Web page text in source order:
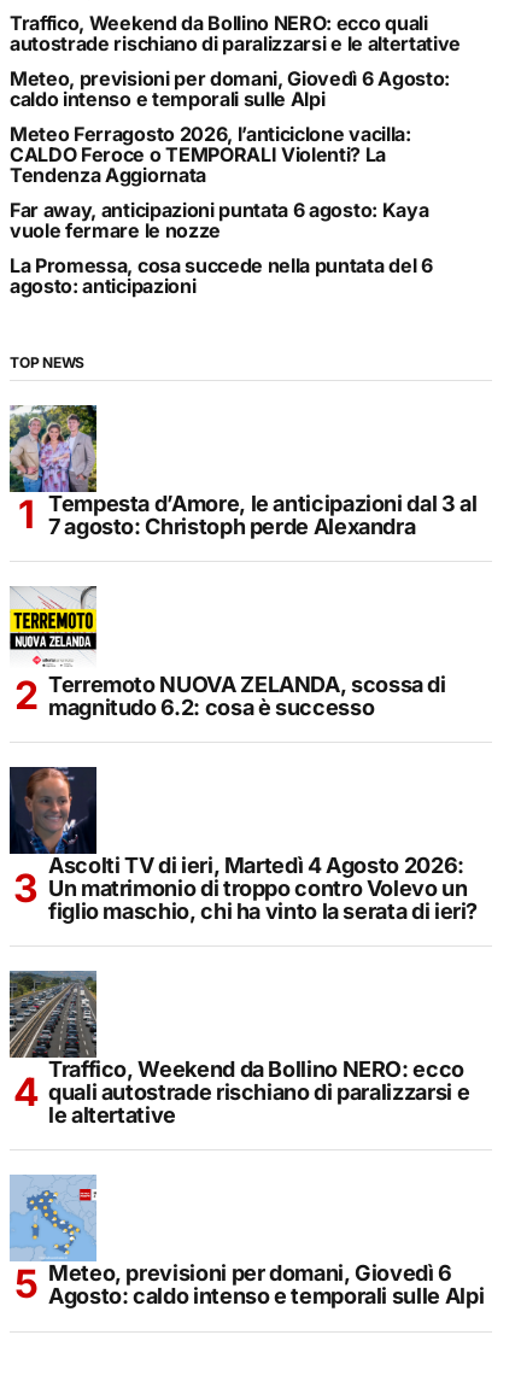
Traffico, Weekend da Bollino NERO: ecco quali
autostrade rischiano di paralizzarsi e le altertative
Meteo, previsioni per domani, Giovedì 6 Agosto:
caldo intenso e temporali sulle Alpi
Meteo Ferragosto 2026, l’anticiclone vacilla:
CALDO Feroce o TEMPORALI Violenti? La
Tendenza Aggiornata
Far away, anticipazioni puntata 6 agosto: Kaya
vuole fermare le nozze
La Promessa, cosa succede nella puntata del 6
agosto: anticipazioni
TOP NEWS
Tempesta d’Amore, le anticipazioni dal 3 al
7 agosto: Christoph perde Alexandra
Terremoto NUOVA ZELANDA, scossa di
magnitudo 6.2: cosa è successo
Ascolti TV di ieri, Martedì 4 Agosto 2026:
Un matrimonio di troppo contro Volevo un
figlio maschio, chi ha vinto la serata di ieri?
Traffico, Weekend da Bollino NERO: ecco
quali autostrade rischiano di paralizzarsi e
le altertative
Meteo, previsioni per domani, Giovedì 6
Agosto: caldo intenso e temporali sulle Alpi